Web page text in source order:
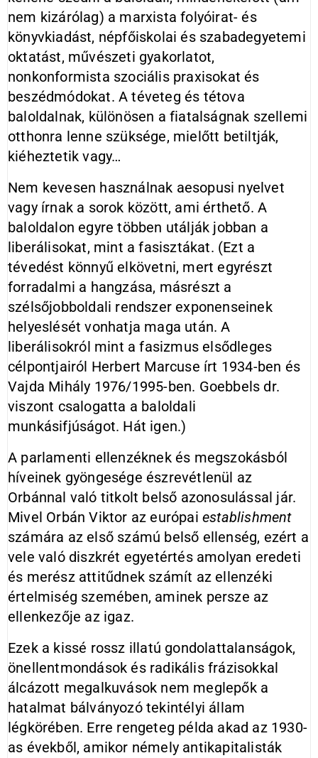
nem kizárólag) a marxista folyóirat- és
könyvkiadást, népfőiskolai és szabadegyetemi
oktatást, művészeti gyakorlatot,
nonkonformista szociális praxisokat és
beszédmódokat. A téveteg és tétova
baloldalnak, különösen a fiatalságnak szellemi
otthonra lenne szüksége, mielőtt betiltják,
kiéheztetik vagy…
Nem kevesen használnak aesopusi nyelvet
vagy írnak a sorok között, ami érthető. A
baloldalon egyre többen utálják jobban a
liberálisokat, mint a fasisztákat. (Ezt a
tévedést könnyű elkövetni, mert egyrészt
forradalmi a hangzása, másrészt a
szélsőjobboldali rendszer exponenseinek
helyeslését vonhatja maga után. A
liberálisokról mint a fasizmus elsődleges
célpontjairól Herbert Marcuse írt 1934-ben és
Vajda Mihály 1976/1995-ben. Goebbels dr.
viszont csalogatta a baloldali
munkásifjúságot. Hát igen.)
A parlamenti ellenzéknek és megszokásból
híveinek gyöngesége észrevétlenül az
Orbánnal való titkolt belső azonosulással jár.
Mivel Orbán Viktor az európai establishment
számára az első számú belső ellenség, ezért a
vele való diszkrét egyetértés amolyan eredeti
és merész attitűdnek számít az ellenzéki
értelmiség szemében, aminek persze az
ellenkezője az igaz.
Ezek a kissé rossz illatú gondolattalanságok,
önellentmondások és radikális frázisokkal
álcázott megalkuvások nem meglepők a
hatalmat bálványozó tekintélyi állam
légkörében. Erre rengeteg példa akad az 1930-
as évekből, amikor némely antikapitalisták